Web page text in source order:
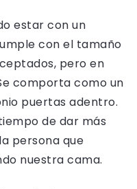
estar con un
con el tamaño
pero en
comporta como un
puertas adentro.
de dar más
persona que
nuestra cama.